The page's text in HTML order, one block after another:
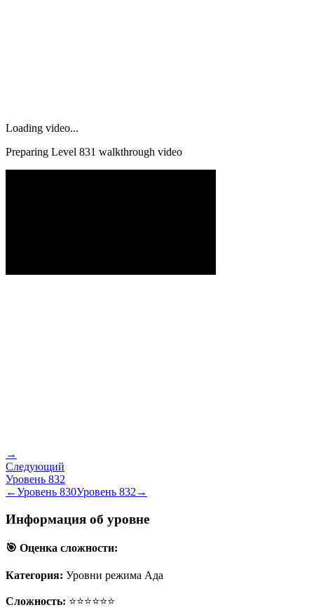
Loading video...
Preparing Level 831 walkthrough video
→
Следующий
Уровень 832
←Уровень 830Уровень 832 →
Информация об уровне
🎯 Оценка сложности:
Категория: Уровни режима Ада
Сложность: ⭐⭐⭐⭐⭐⭐